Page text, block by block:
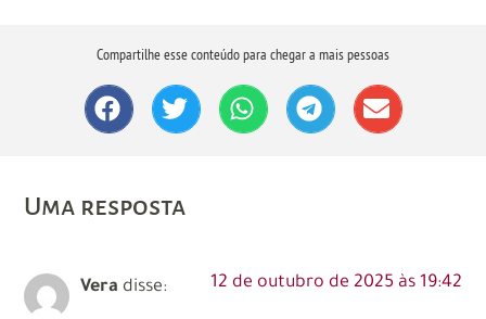
Compartilhe esse conteúdo para chegar a mais pessoas
Uma resposta
Vera disse: 12 de outubro de 2025 às 19:42